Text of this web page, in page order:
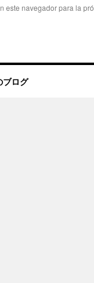
este navegador para la
ログ